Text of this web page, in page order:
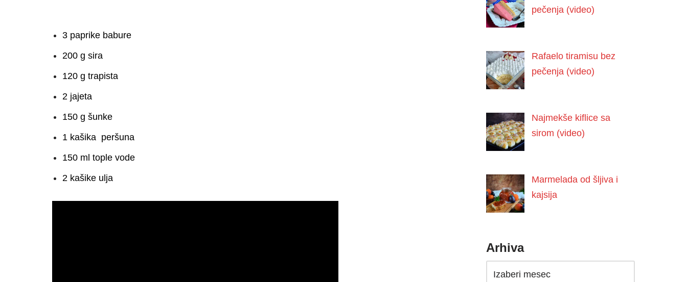
3 paprike babure
200 g sira
120 g trapista
2 jajeta
150 g šunke
1 kašika peršuna
150 ml tople vode
2 kašike ulja
pečenja (video)
Rafaelo tiramisu bez
pečenja (video)
Najmekše kiflice sa
sirom (video)
Marmelada od šljiva i
kajsija
Arhiva